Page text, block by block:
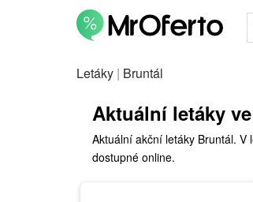
Letáky | Bruntál
Aktuální letáky
Aktuální akční letáky Bruntál. V
dostupné online.